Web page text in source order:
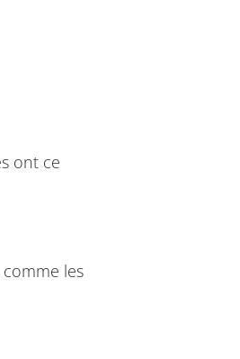
ont ce
les